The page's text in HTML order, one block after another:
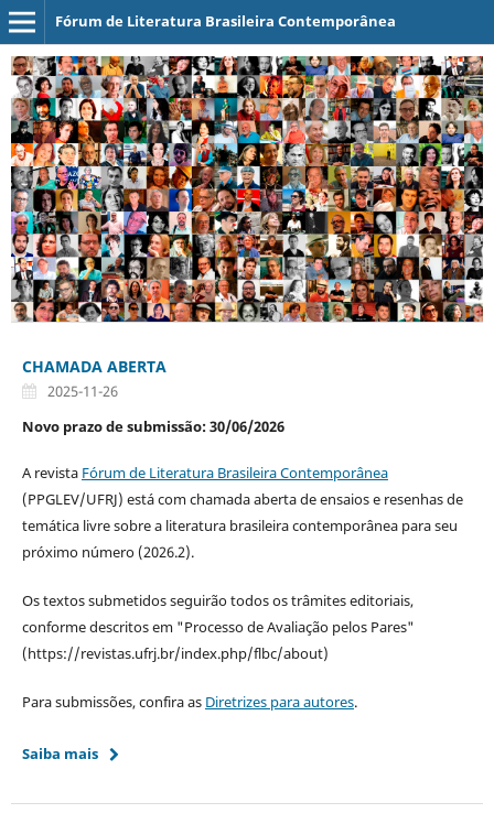
Fórum de Literatura Brasileira Contemporânea
CHAMADA ABERTA
2025-11-26
Novo prazo de submissão:30/06/2026
A revista Fórum de Literatura Brasileira Contemporânea
(PPGLEV/UFRJ) está com chamada aberta de ensaios e resenhas de
temática livre sobre a literatura brasileira contemporânea para seu
próximo número (2026.2).
Os textos submetidos seguirão todos os trâmites editoriais,
conforme descritos em "Processo de Avaliação pelos Pares"
(https://revistas.ufrj.br/index.php/flbc/about)
Para submissões, confira as Diretrizes para autores.
Saiba mais